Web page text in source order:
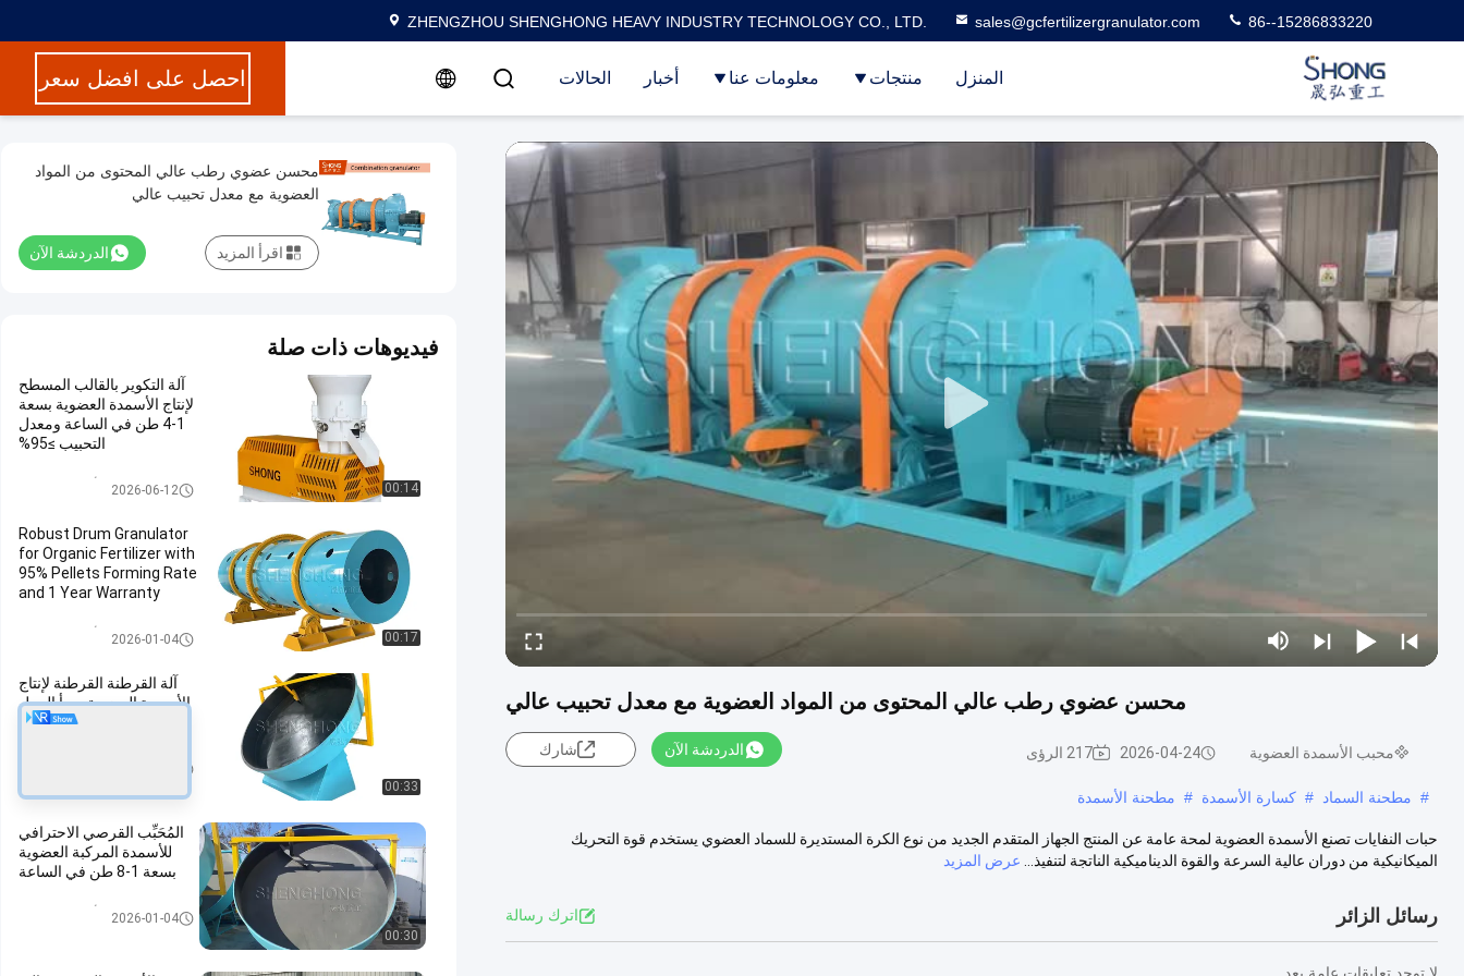
ZHENGZHOU SHENGHONG HEAVY INDUSTRY TECHNOLOGY CO., LTD. sales@gcfertilizergranulator.com 86--15286833220
المنزل منتجات معلومات عنا أخبار الحالات احصل على افضل سعر
محسن عضوي رطب عالي المحتوى من المواد العضوية مع معدل تحبيب عالي
محبب الأسمدة العضوية 2026-04-24 217 الرؤى الدردشة الآن شارك
# مطحنة السماد # كسارة الأسمدة # مطحنة الأسمدة
حبات النفايات تصنع الأسمدة العضوية لمحة عامة عن المنتج الجهاز المتقدم الجديد من نوع الكرة المستديرة للسماد العضوي يستخدم قوة التحريك
الميكانيكية من دوران عالية السرعة والقوة الديناميكية الناتجة لتنفيذ...
عرض المزيد
رسائل الزائر اترك رسالة
لا توجد تعليقات عامة بعد
محسن عضوي رطب عالي المحتوى من المواد
العضوية مع معدل تحبيب عالي
الدردشة الآن اقرأ المزيد
فيديوهات ذات صلة
00:14
آلة التكوير بالقالب المسطح
لإنتاج الأسمدة العضوية بسعة
1-4 طن في الساعة ومعدل
التحبيب ≥95%
محبب الأسمدة العضوية2026-06-12
00:17
Robust Drum Granulator
for Organic Fertilizer with
95% Pellets Forming Rate
and 1 Year Warranty
محبب الأسمدة العضوية2026-01-04
00:33
آلة القرطنة القرطنة لإنتاج
الأسمدة العضوية مبدأ العمل
والمواصفات التقنية
00:30
المُحَبِّب القرصي الاحترافي
للأسمدة المركبة العضوية
بسعة 1-8 طن في الساعة
محبب الأسمدة العضوية2026-01-04